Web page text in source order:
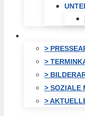
>
>
>
> SOZIALE
>